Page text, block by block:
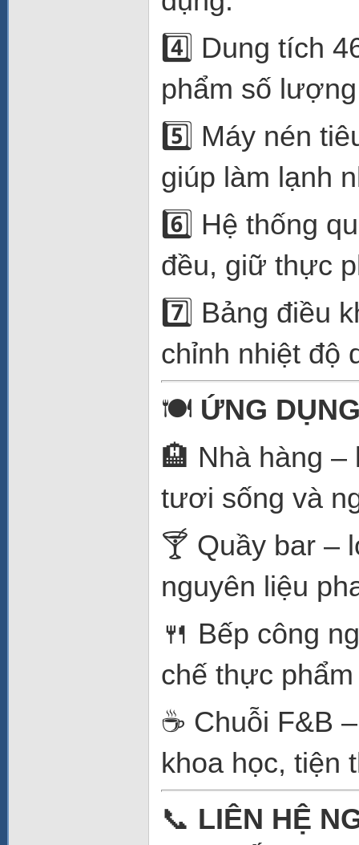
4️⃣ Dung tích
phẩm số
5️⃣ Máy nén
giúp làm lạnh
6️⃣ Hệ thống
đều, giữ thực
7️⃣ Bảng điều
chỉnh nhiệt độ
🍽️ ỨNG
🏨 Nhà hàng
tươi sống và
🍸 Quầy bar –
nguyên liệu
🍴 Bếp công
chế thực
☕ Chuỗi F&B
khoa học, tiện
📞 LIÊN HỆ